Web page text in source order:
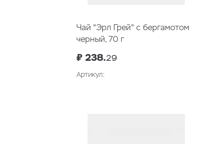
Чай "Эрл Грей" с бергамотом
черный, 70 г
₽ 238.29
Артикул: